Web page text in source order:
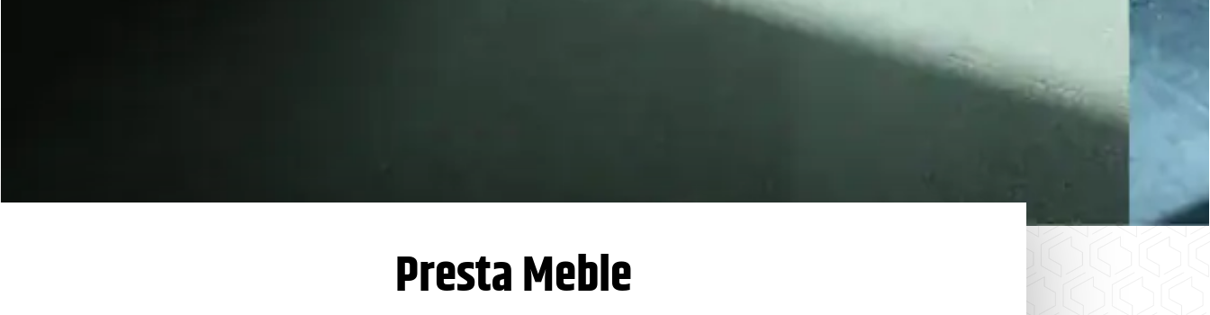
Presta Meble